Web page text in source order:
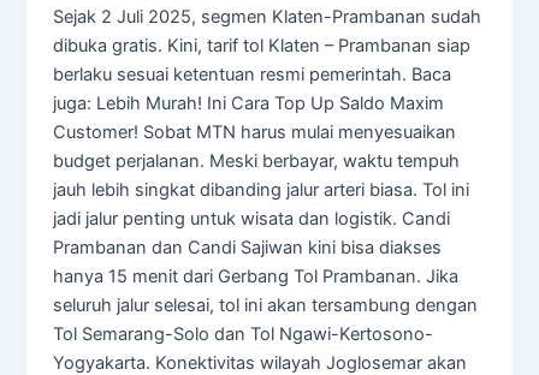
Sejak 2 Juli 2025, segmen Klaten-Prambanan sudah
dibuka gratis. Kini, tarif tol Klaten – Prambanan siap
berlaku sesuai ketentuan resmi pemerintah. Baca
juga: Lebih Murah! Ini Cara Top Up Saldo Maxim
Customer! Sobat MTN harus mulai menyesuaikan
budget perjalanan. Meski berbayar, waktu tempuh
jauh lebih singkat dibanding jalur arteri biasa. Tol ini
jadi jalur penting untuk wisata dan logistik. Candi
Prambanan dan Candi Sajiwan kini bisa diakses
hanya 15 menit dari Gerbang Tol Prambanan. Jika
seluruh jalur selesai, tol ini akan tersambung dengan
Tol Semarang-Solo dan Tol Ngawi-Kertosono-
Yogyakarta. Konektivitas wilayah Joglosemar akan